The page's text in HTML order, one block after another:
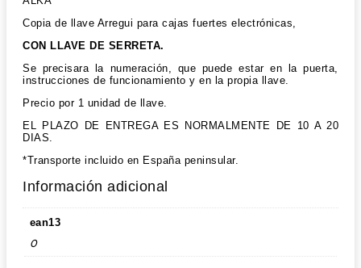
Copia de llave Arregui para cajas fuertes electrónicas,
CON LLAVE DE SERRETA.
Se precisara la numeración, que puede estar en la puerta,
instrucciones de funcionamiento y en la propia llave.
Precio por 1 unidad de llave.
EL PLAZO DE ENTREGA ES NORMALMENTE DE 10 A 20
DIAS.
*Transporte incluido en España peninsular.
Información adicional
ean13
0